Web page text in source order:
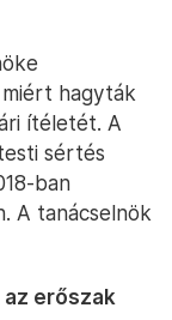
hagyták
ítéletét. A
sértés
ban
A tanácselnök
az erőszak